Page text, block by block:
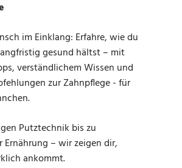
im Einklang: Erfahre, wie du
gesund hältst – mit
verständlichem Wissen und
zur Zahnpflege - für
Putztechnik bis zu
Ernährung – wir zeigen dir,
ankommt.